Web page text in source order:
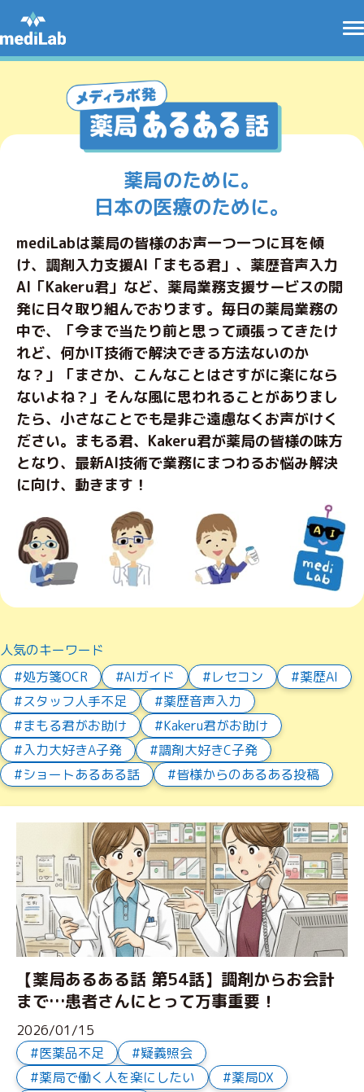
薬局のために。
日本の医療のために。
mediLabは薬局の皆様のお声一つ一つに耳を傾
け、調剤入力支援AI「まもる君」、薬歴音声入力
AI「Kakeru君」など、 薬局業務支援サービスの開
発に日々取り組んでおります。 毎日の薬局業務の
中で、「今まで当たり前と思って頑張ってきたけ
れど、何かIT技術で解決できる方法ないのか
な？」
「まさか、こんなことはさすがに楽になら
ないよね？」そんな風に思われることがありまし
たら、小さなことでも是非ご遠慮なくお声がけく
ださい。 まもる君、Kakeru君が薬局の皆様の味方
となり、最新AI技術で業務にまつわるお悩み解決
に向け、動きます！
人気のキーワード
処方箋OCR
AIガイド レセコン
薬歴AI
スタッフ人手不足
薬歴音声入力
まもる君がお助け
Kakeru君がお助け
入力大好きA子発
調剤大好きC子発
ショートあるある話
皆様からのあるある投稿
【薬局あるある話 第54話】調剤からお会計
まで…患者さんにとって万事重要！
2026/01/15
医薬品不足
疑義照会
薬局で働く人を楽にしたい
薬局DX